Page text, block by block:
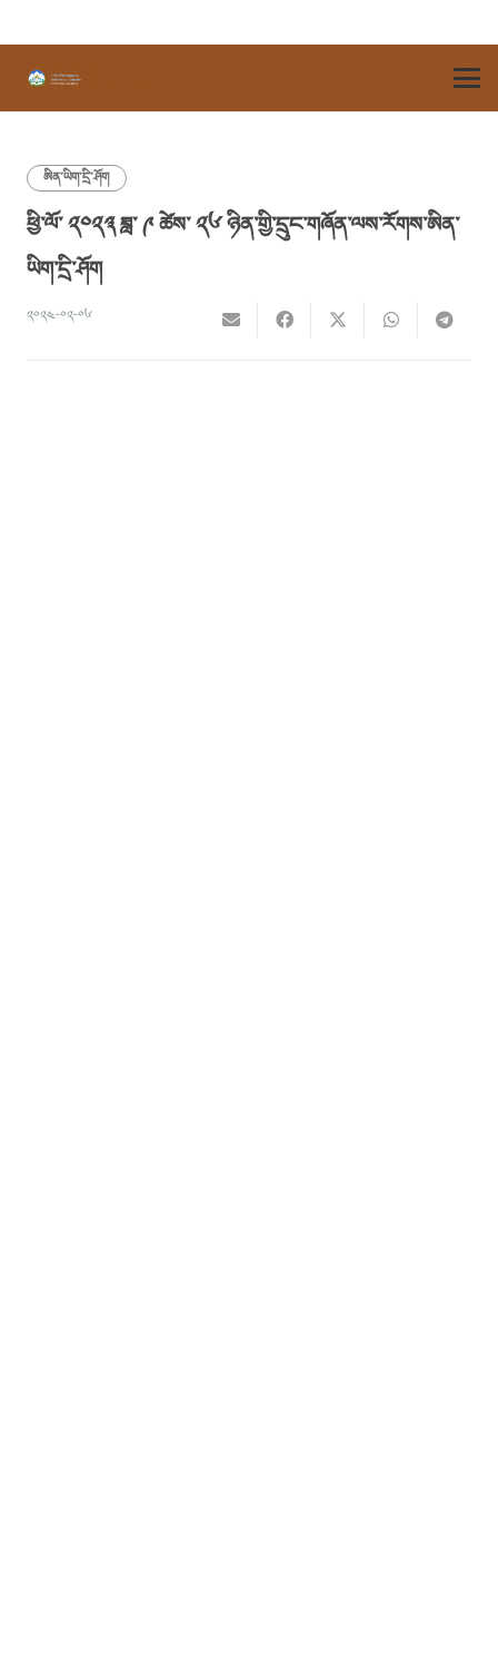
ཨིན་ཡིག་དྲི་ཤོག
ཕྱི་ལོ་ ༢༠༢༣ ཟླ་ ༩ ཚེས་ ༢༦ ཉིན་གྱི་དྲུང་གཞོན་ལས་རོགས་ཨིན་
ཡིག་དྲི་ཤོག
༢༠༢༤-༠༢-༠༦